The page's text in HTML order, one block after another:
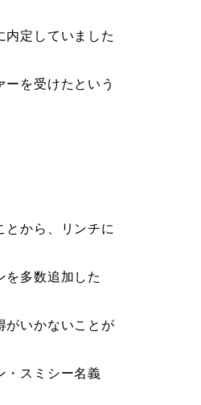
内定していました
を受けたという
とから、リンチに
を多数追加した
がいかないことが
・スミシー名義